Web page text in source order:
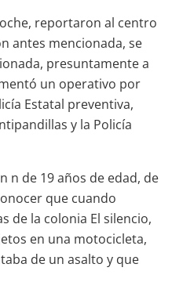
reportaron al centro
antes mencionada, se
presuntamente a
un operativo por
Estatal preventiva,
y la Policía
n de 19 años de edad, de
que cuando
de la colonia El silencio,
en una motocicleta,
de un asalto y que